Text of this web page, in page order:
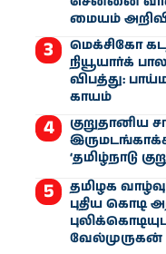
மையம்
மெக்சிகோ
நியூயார்க்
விபத்து:
காயம்
குறுதானிய
‘தமிழ்நாடு
தமிழக
புதிய கொடி
வேல்முருகன்